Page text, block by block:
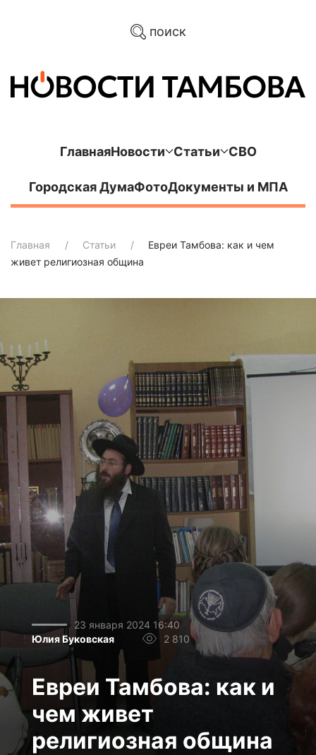
поиск
ГлавнаяНовости Статьи СВО
Городская ДумаФотоДокументы и МПА
Главная Статьи
Евреи Тамбова: как и чем
живет религиозная община
23 января 2024 16:40
Юлия Буковская
2 810
Евреи Тамбова: как и
чем живет
религиозная община